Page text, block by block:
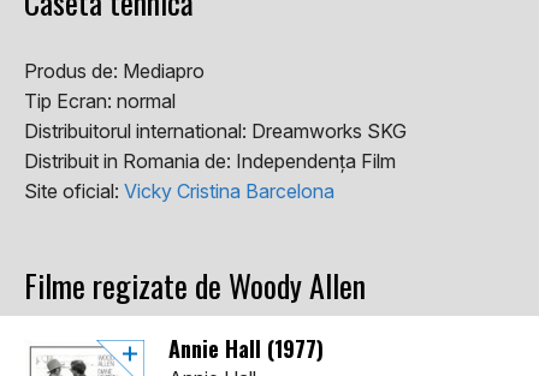
Produs de: Mediapro
Tip Ecran: normal
Distribuitorul international: Dreamworks SKG
Distribuit in Romania de: Independența Film
Site oficial: Vicky Cristina Barcelona
Filme regizate de Woody Allen
Annie Hall (1977)